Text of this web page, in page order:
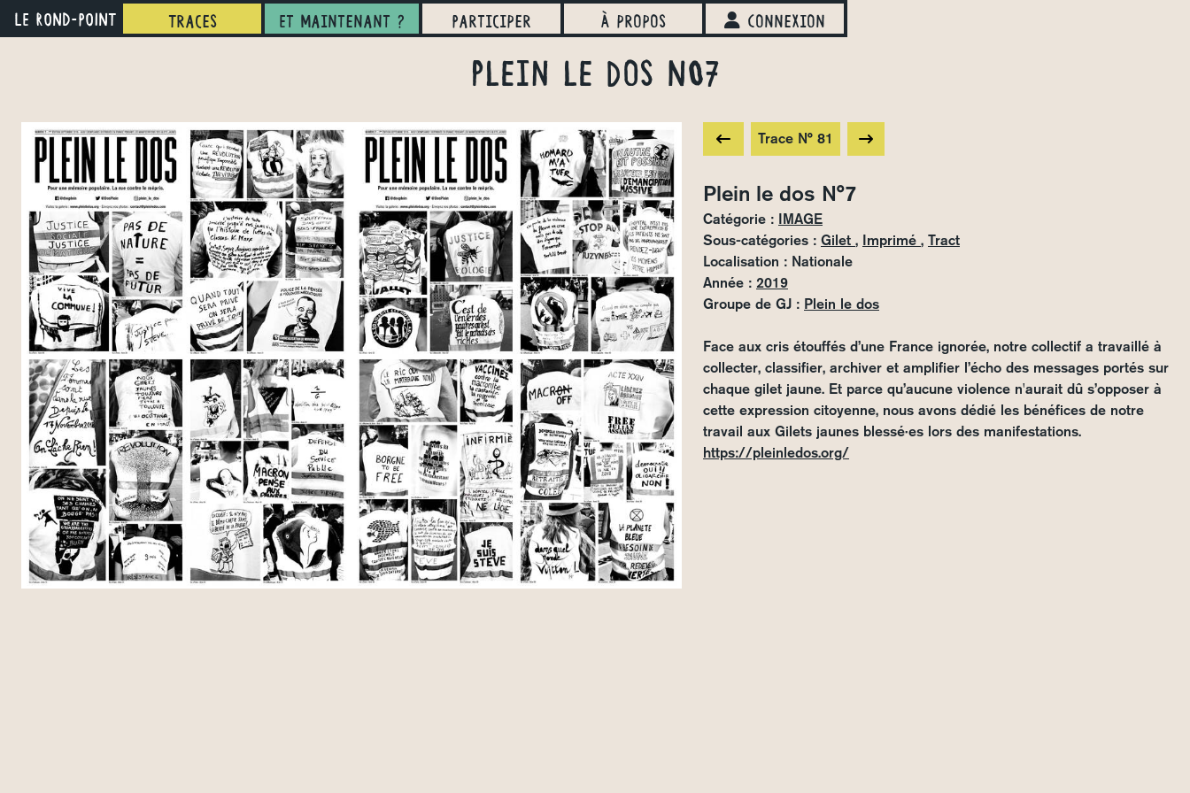
LE ROND-POINT Traces Et maintenant ? Participer À propos Connexion
Plein le dos N°7
Trace N° 81
Plein le dos N°7
Catégorie : IMAGE
Sous-catégories : Gilet , Imprimé , Tract
Localisation : Nationale
Année : 2019
Groupe de GJ : Plein le dos
Face aux cris étouffés d’une France ignorée, notre collectif a travaillé à
collecter, classifier, archiver et amplifier l’écho des messages portés sur
chaque gilet jaune. Et parce qu’aucune violence n'aurait dû s’opposer à
cette expression citoyenne, nous avons dédié les bénéfices de notre
travail aux Gilets jaunes blessé·es lors des manifestations.
https://pleinledos.org/